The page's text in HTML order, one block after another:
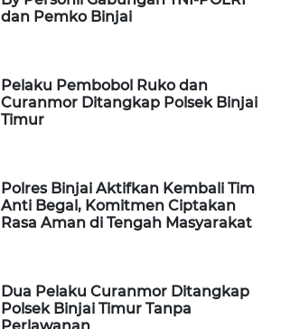
dan Pemko Binjai
Pelaku Pembobol Ruko dan
Curanmor Ditangkap Polsek Binjai
Timur
Polres Binjai Aktifkan Kembali Tim
Anti Begal, Komitmen Ciptakan
Rasa Aman di Tengah Masyarakat
Dua Pelaku Curanmor Ditangkap
Polsek Binjai Timur Tanpa